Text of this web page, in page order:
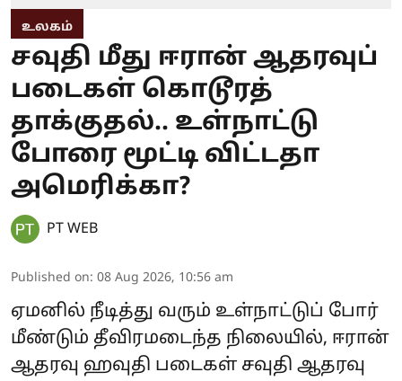
உலகம்
சவுதி மீது ஈரான் ஆதரவுப்
படைகள் கொடூரத்
தாக்குதல்.. உள்நாட்டு
போரை மூட்டி விட்டதா
அமெரிக்கா?
PT WEB
Published on: 08 Aug 2026, 10:56 am
ஏமனில் நீடித்து வரும் உள்நாட்டுப் போர்
மீண்டும் தீவிரமடைந்த நிலையில், ஈரான்
ஆதரவு ஹவுதி படைகள் சவுதி ஆதரவு